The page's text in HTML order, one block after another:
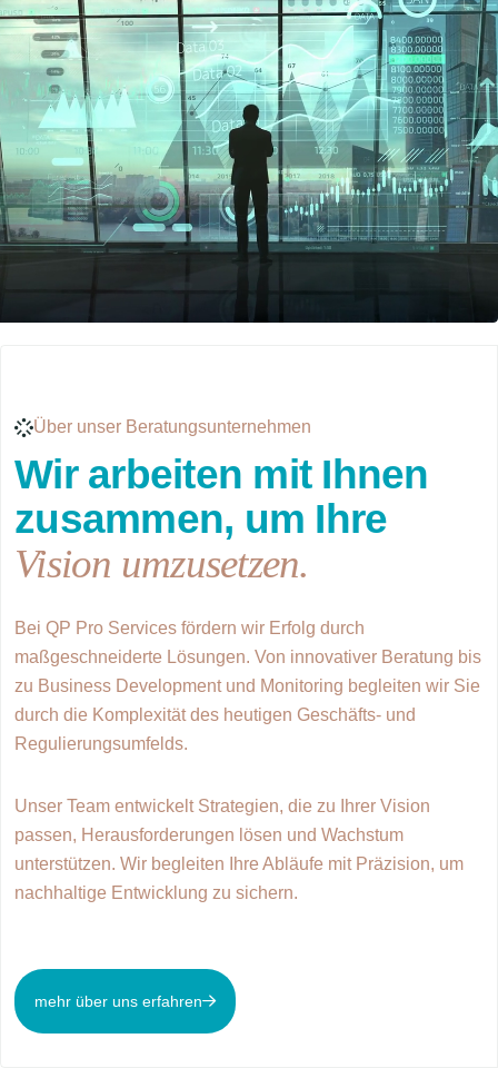
Über unser Beratungsunternehmen
Wir arbeiten mit Ihnen
zusammen, um Ihre
Vision umzusetzen.
Bei QP Pro Services fördern wir Erfolg durch
maßgeschneiderte Lösungen. Von innovativer Beratung bis
zu Business Development und Monitoring begleiten wir Sie
durch die Komplexität des heutigen Geschäfts- und
Regulierungsumfelds.
Unser Team entwickelt Strategien, die zu Ihrer Vision
passen, Herausforderungen lösen und Wachstum
unterstützen. Wir begleiten Ihre Abläufe mit Präzision, um
nachhaltige Entwicklung zu sichern.
mehr über uns erfahren